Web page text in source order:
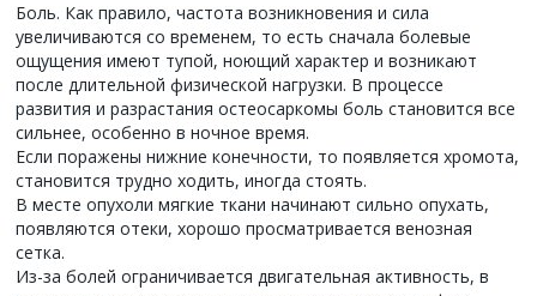
Боль. Как правило, частота возникновения и сила
увеличиваются со временем, то есть сначала болевые
ощущения имеют тупой, ноющий характер и возникают
после длительной физической нагрузки. В процессе
развития и разрастания остеосаркомы боль становится все
сильнее, особенно в ночное время.
Если поражены нижние конечности, то появляется хромота,
становится трудно ходить, иногда стоять.
В месте опухоли мягкие ткани начинают сильно опухать,
появляются отеки, хорошо просматривается венозная
сетка.
Из-за болей ограничивается двигательная активность, в